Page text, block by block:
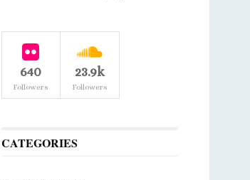
640
Followers
23.9k
Followers
CATEGORIES